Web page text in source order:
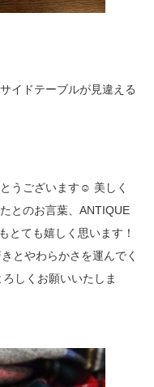
イドテーブルが見違える
うございます☺️ 美しく
とのお言葉、ANTIQUE
とても嬉しく思います！
とやわらかさを運んでく
しくお願いいたしま